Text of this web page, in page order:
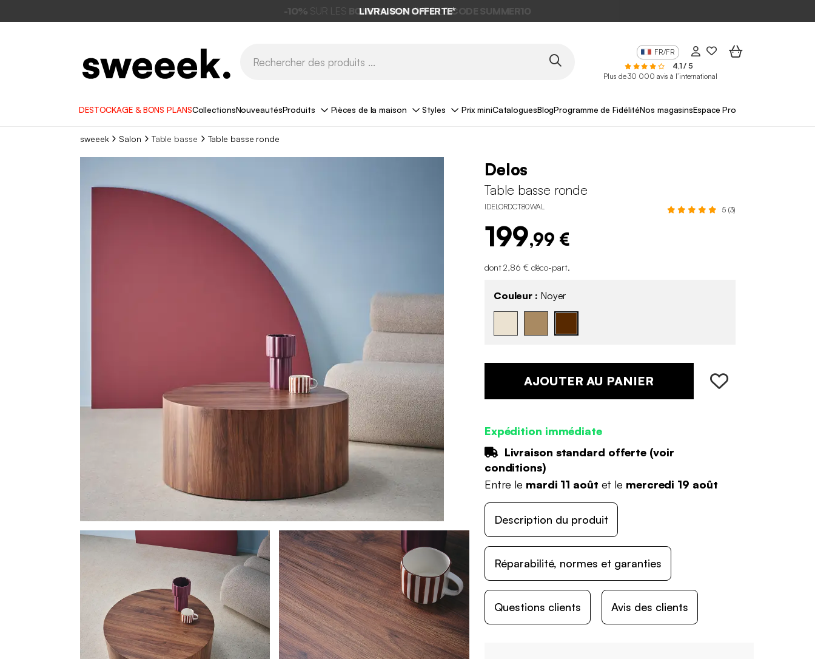
LIVRAISON OFFERTE*
FR/FR
4,1 / 5
Plus de 30 000 avis à l’international
DESTOCKAGE & BONS PLANSCollectionsNouveautésProduits Pièces de la maison Styles Prix miniCataloguesBlogProgramme de FidélitéNos magasinsEspace Pro
sweeek Salon Table basse Table basse ronde
Delos
Table basse ronde
IDELORDCT80WAL 5 (3)
199,99 €
dont 2,86 € d'éco-part.
Couleur : Noyer
AJOUTER AU PANIER
Expédition immédiate
Livraison standard offerte (voir
conditions)
Entre le mardi 11 août et le mercredi 19 août
Description du produit
Réparabilité, normes et garanties
Questions clients Avis des clients